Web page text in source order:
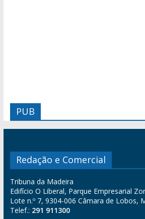
PUB
Redação e Comercial
Tribuna da Madeira
Edifício O Liberal, Parque Empresarial
Lote n.º 7, 9304-006 Câmara de Lobos,
Telef.: 291 911300